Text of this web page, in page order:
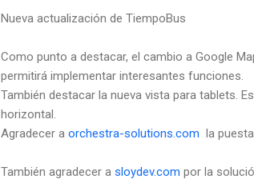
Nueva actualización de TiempoBus
Como punto a destacar, el cambio a Google
permitirá implementar interesantes funciones.
También destacar la nueva vista para tablets.
horizontal.
Agradecer a orchestra-solutions.com la
También agradecer a sloydev.com por la